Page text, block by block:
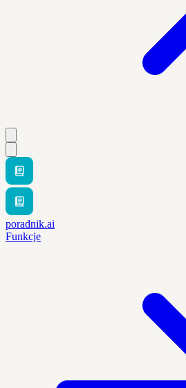
poradnik.ai
Funkcje